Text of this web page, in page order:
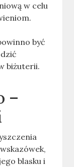
w celu
.
być
biżuterii.
–
blasku i